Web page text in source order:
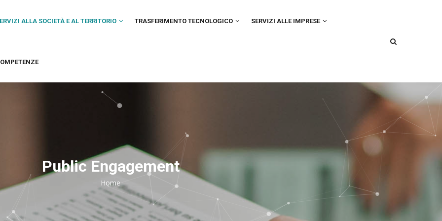
ALLA SOCIETÀ E AL TERRITORIO TRASFERIMENTO TECNOLOGICO SERVIZI ALLE IMPRESE
Public Engagement
Breadcrumb
Home